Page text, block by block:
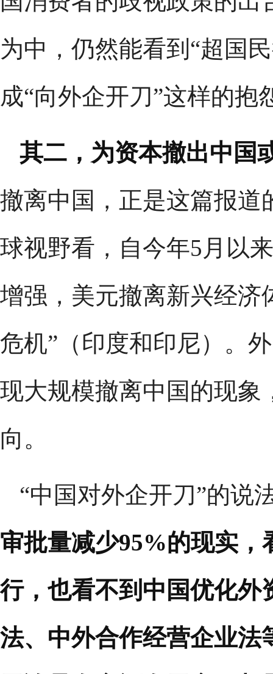
为中，仍然能看到“超国
成“向外企开刀”这样的抱
其二，为资本撤出中国
撤离中国，正是这篇报道
球视野看，自今年5月以
增强，美元撤离新兴经济
危机”（印度和印尼）。
现大规模撤离中国的现象
向。
“中国对外企开刀”的说
审批量减少95%的现实，
行，也看不到中国优化外
法、中外合作经营企业法